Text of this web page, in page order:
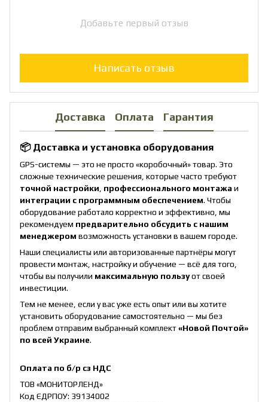
Добавьте первый отзыв
Написать отзыв
Доставка Оплата Гарантия
📦 Доставка и установка оборудования
GPS-системы — это не просто «коробочный» товар. Это
сложные технические решения, которые часто требуют
точной настройки профессионального монтажа и
интеграции с программным обеспечением. Чтобы
оборудование работало корректно и эффективно, мы
рекомендуем предварительно обсудить с нашим
менеджером возможность установки в вашем городе.
Наши специалисты или авторизованные партнёры могут
провести монтаж, настройку и обучение — всё для того,
чтобы вы получили максимальную пользуот своей
инвестиции.
Тем не менее, если у вас уже есть опыт или вы хотите
установить оборудование самостоятельно — мы без
проблем отправим выбранный комплект«Новой Почтой»
по всей Украине.
Оплата по б/р сз НДС
ТОВ «МОНИТОРЛЕНД»
Код ЄДРПОУ: 39134002